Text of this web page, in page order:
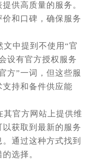
供高质量的服务。
和口碑，确保服务
中提到不使用“官
设有官方授权服务
方”一词，但这些服
持和备件供应能
官方网站上提供维
获取到最新的服务
通过这种方式找到
选择。